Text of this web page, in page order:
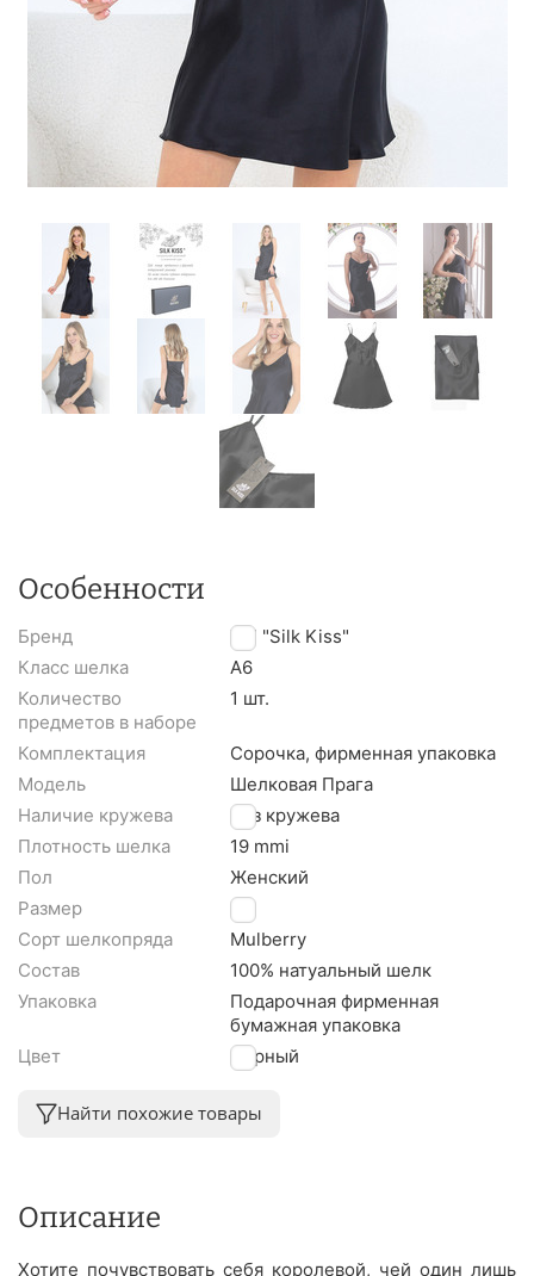
Особенности
Бренд
TM "Silk Kiss"
Класс шелка
A6
Количество
предметов в наборе
1 шт.
Комплектация
Сорочка, фирменная упаковка
Модель
Шелковая Прага
Наличие кружева
Без кружева
Плотность шелка
19 mmi
Пол
Женский
Размер
S
Сорт шелкопряда
Mulberry
Состав
100% натуальный шелк
Упаковка
Подарочная фирменная
бумажная упаковка
Цвет
Черный
Найти похожие товары
Описание
Хотите почувствовать себя королевой, чей один лишь